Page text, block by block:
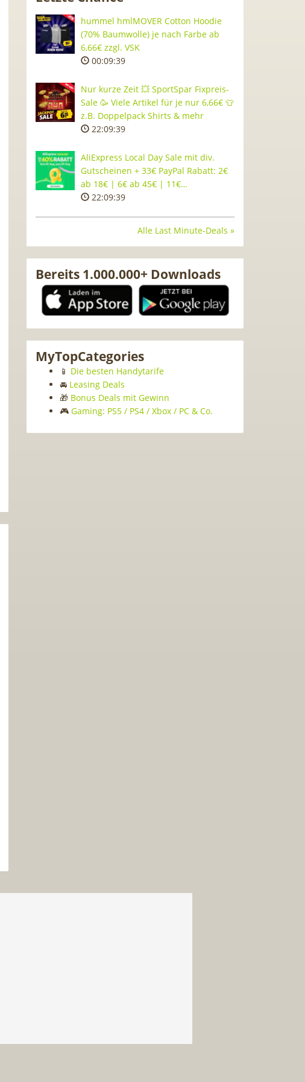
hummel hmlMOVER Cotton Hoodie
(70% Baumwolle) je nach Farbe ab
6,66€ zzgl. VSK
00:09:38
Nur kurze Zeit 💥 SportSpar Fixpreis-
Sale 🥳 Viele Artikel für je nur 6,66€ 👕
z.B. Doppelpack Shirts & mehr
22:09:38
AliExpress Local Day Sale mit div.
Gutscheinen + 33€ PayPal Rabatt: 2€
ab 18€ | 6€ ab 45€ | 11€…
22:09:38
Alle Last Minute-Deals »
Bereits 1.000.000+ Downloads
MyTopCategories
📱 Die besten Handytarife
🚘 Leasing Deals
🎁 Bonus Deals mit Gewinn
🎮 Gaming: PS5 / PS4 / Xbox / PC & Co.